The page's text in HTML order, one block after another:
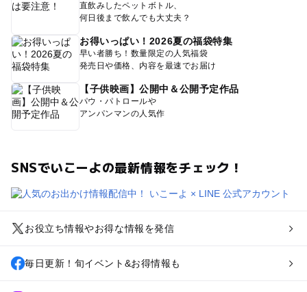
直飲みしたペットボトル、
何日後まで飲んでも大丈夫？
お得いっぱい！2026夏の福袋特集
早い者勝ち！数量限定の人気福袋
発売日や価格、内容を最速でお届け
【子供映画】公開中＆公開予定作品
パウ・パトロールや
アンパンマンの人気作
SNSでいこーよの最新情報をチェック！
お役立ち情報やお得な情報を発信
毎日更新！旬イベント&お得情報も